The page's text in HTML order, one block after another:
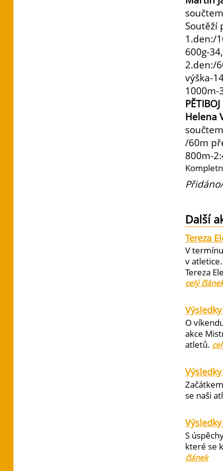
Soutěží
1.den:/
600g-
2.den:/
výška-
1000m-
Helena
/60m
800m-
Další
Tereza
V
v
Tereza
celý
O
akce
atletů.
se naši
S
které se
článek